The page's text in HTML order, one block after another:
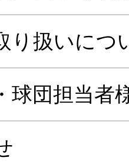
り扱いにつ
球団担当者